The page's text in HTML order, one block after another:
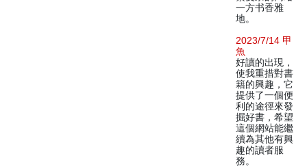
一方书香雅
地。
2023/7/14 甲
魚
好讀的出現，
使我重措對書
籍的興趣，它
提供了一個便
利的途徑來發
掘好書，希望
這個網站能繼
續為其他有興
趣的讀者服
務。